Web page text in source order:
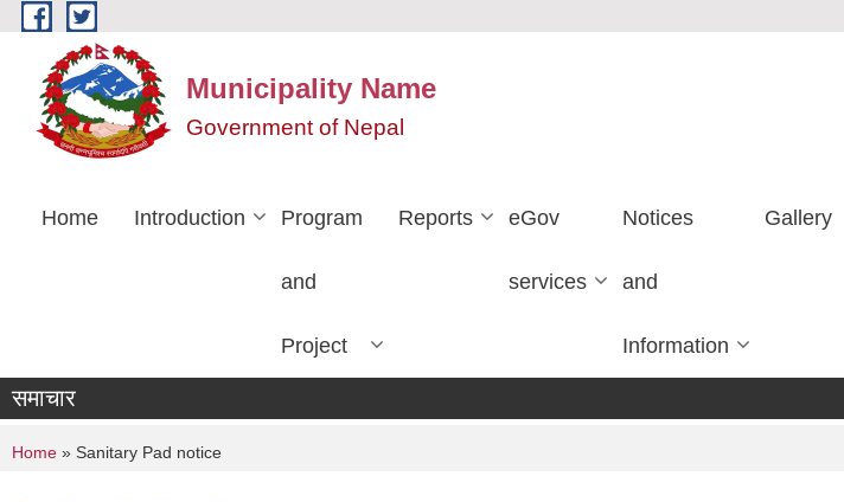
Skip to main content
Municipality Name
Government of Nepal
Home Introduction Program
and
Project
Reports eGov
services
Notices
and
Information
Gallery
समाचार
You are here
Home » Sanitary Pad notice